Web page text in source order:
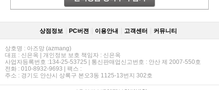
상점정보 PC버젼 이용안내 고객센터 커뮤니티
상호명 : 아즈망 (azmang)
대표 : 신은옥 | 개인정보 보호 책임자 : 신은옥
사업자등록번호 :134-25-53725 | 통신판매업신고번호 : 안산 제 2007-550호
전화 : 010-8932-9693 | 팩스 :
주소 : 경기도 안산시 상록구 본오3동 1125-13번지 302호